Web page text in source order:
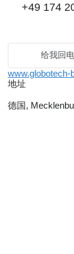
+49 174
给我回
www.globotech-
地址
德国,